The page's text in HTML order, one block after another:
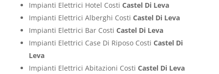
Impianti Elettrici Hotel Costi Castel Di Leva
Impianti Elettrici Alberghi Costi Castel Di Leva
Impianti Elettrici Bar Costi Castel Di Leva
Impianti Elettrici Case Di Riposo Costi Castel Di
Leva
Impianti Elettrici Abitazioni Costi Castel Di Leva